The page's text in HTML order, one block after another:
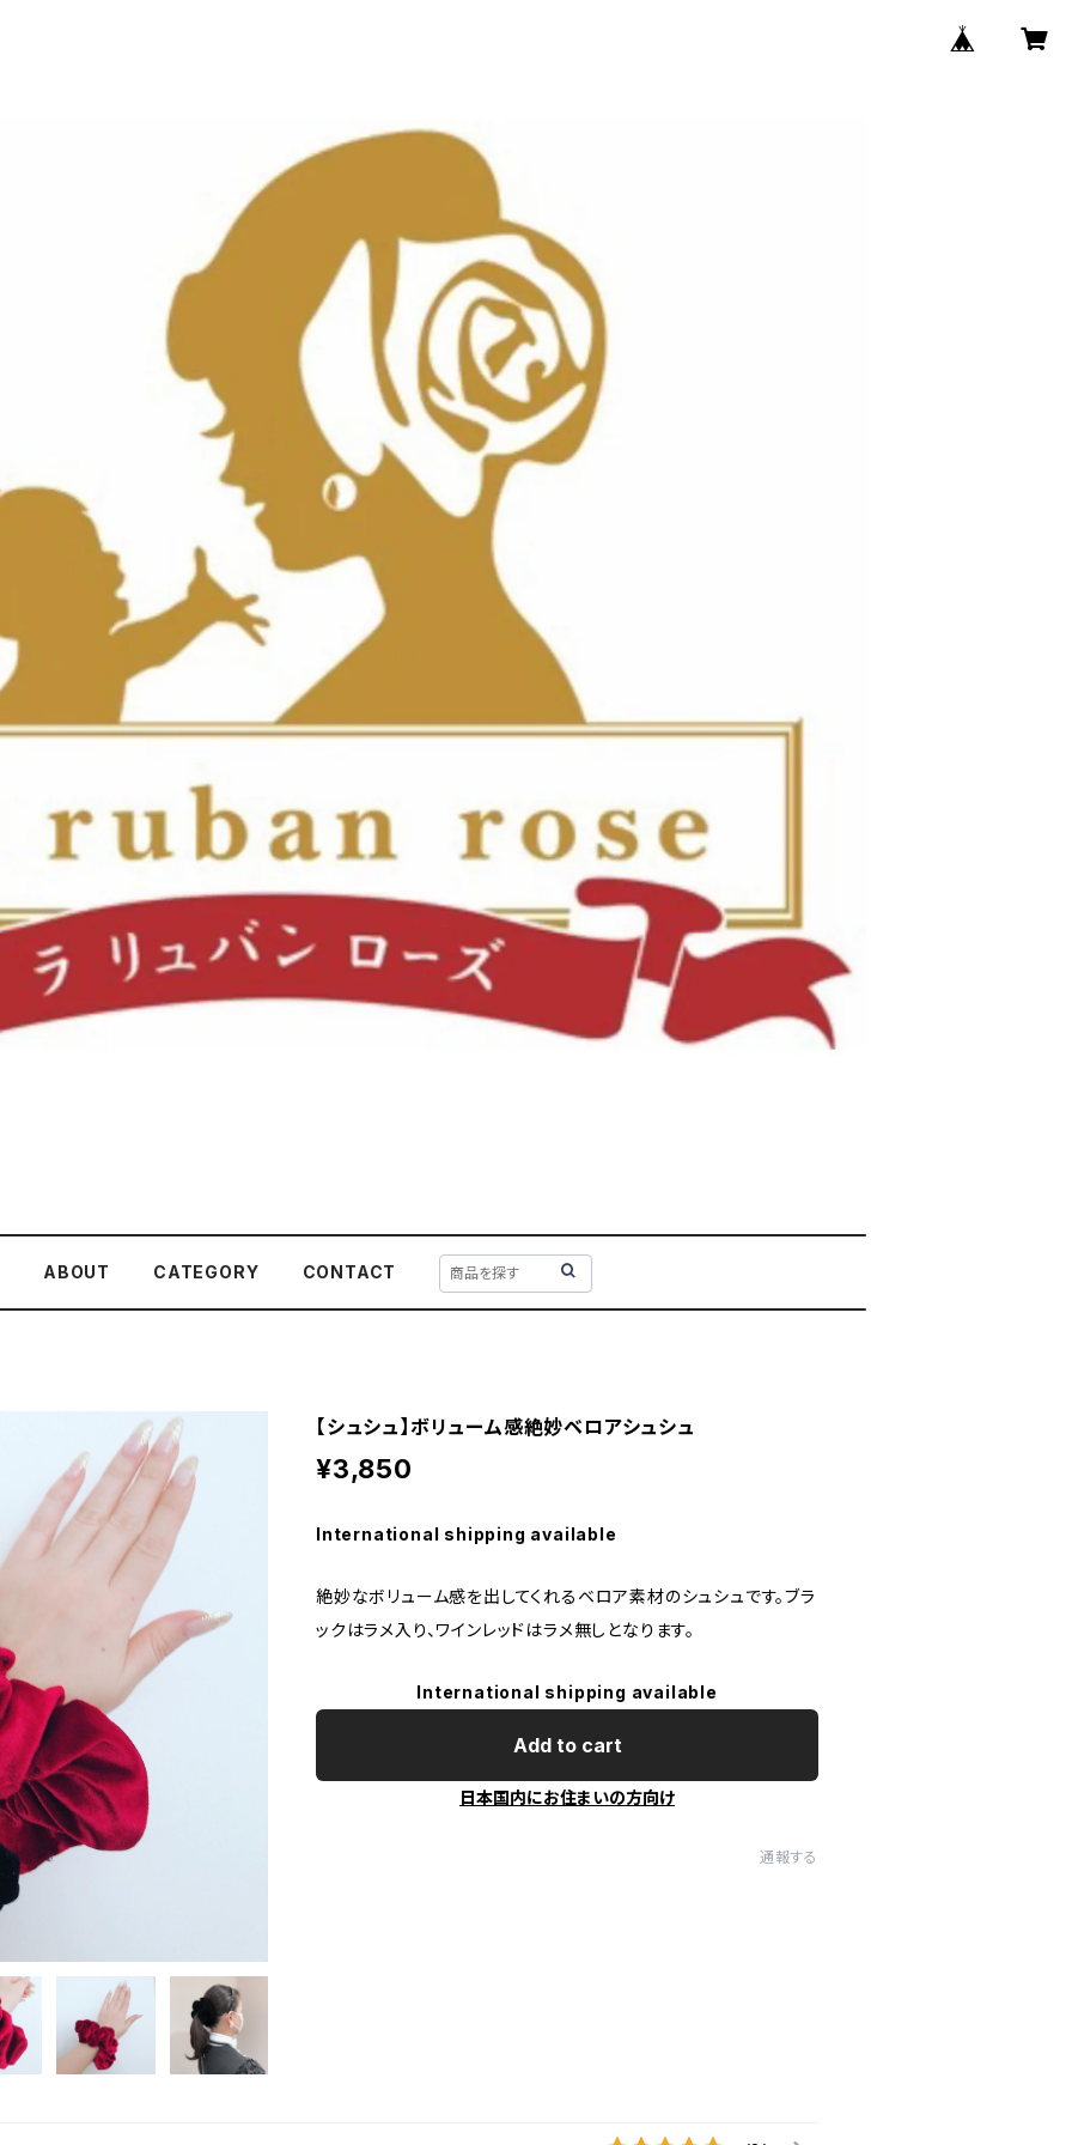
ABOUT CATEGORY CONTACT
【シュシュ】ボリューム感絶妙ベロアシュシュ
¥3,850
International shipping available
絶妙なボリューム感を出してくれるベロア素材のシュシュです。ブラ
ックはラメ入り、ワインレッドはラメ無しとなります。
International shipping available
Add to cart
日本国内にお住まいの方向け
通報する